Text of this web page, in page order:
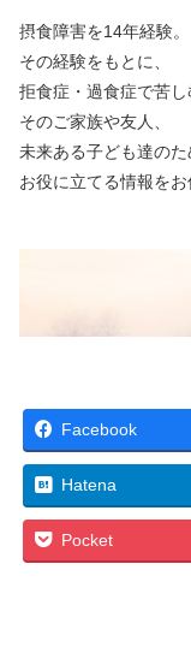
摂食障害を14年経験。
その経験をもとに、
拒食症・過食症で苦し
そのご家族や友人、
未来ある子ども達のた
お役に立てる情報をお
Facebook
Hatena
Pocket